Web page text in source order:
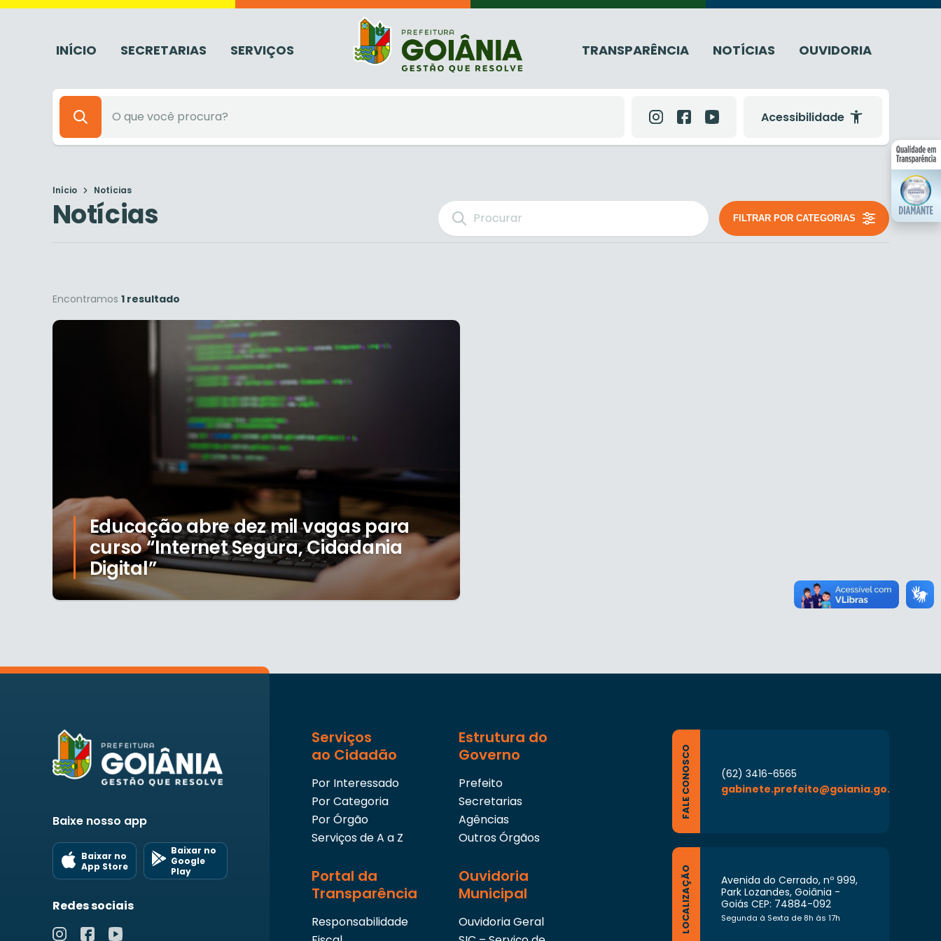
INÍCIO SECRETARIAS SERVIÇOS TRANSPARÊNCIA NOTÍCIAS OUVIDORIA
Acessibilidade
Início Notícias
Notícias FILTRAR POR CATEGORIAS
Encontramos 1 resultado
Educação abre dez mil vagas para
curso “Internet Segura, Cidadania
Digital”
Baixe nosso app
Baixar no
App Store
Baixar no
Google
Play
Redes sociais
Serviços
ao Cidadão
Por Interessado
Por Categoria
Por Órgão
Serviços de A a Z
Estrutura do
Governo
Prefeito
Secretarias
Agências
Outros Órgãos
Portal da
Transparência
Responsabilidade
Ouvidoria
Municipal
Ouvidoria Geral
FALE CONOSCO
(62) 3416-6565
gabinete.prefeito@goiania.go.gov.br
LOCALIZAÇÃO
Avenida do Cerrado, nº 999,
Park Lozandes, Goiânia -
Goiás CEP: 74884-092
Segunda à Sexta de 8h às 17h